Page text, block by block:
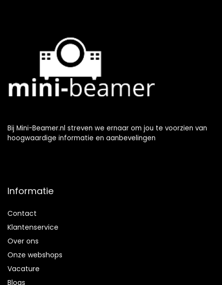
Bij Mini-Beamer.nl streven we ernaar om jou te voorzien van
hoogwaardige informatie en aanbevelingen
Informatie
Contact
Klantenservice
Over ons
Onze webshops
Vacature
Blogs